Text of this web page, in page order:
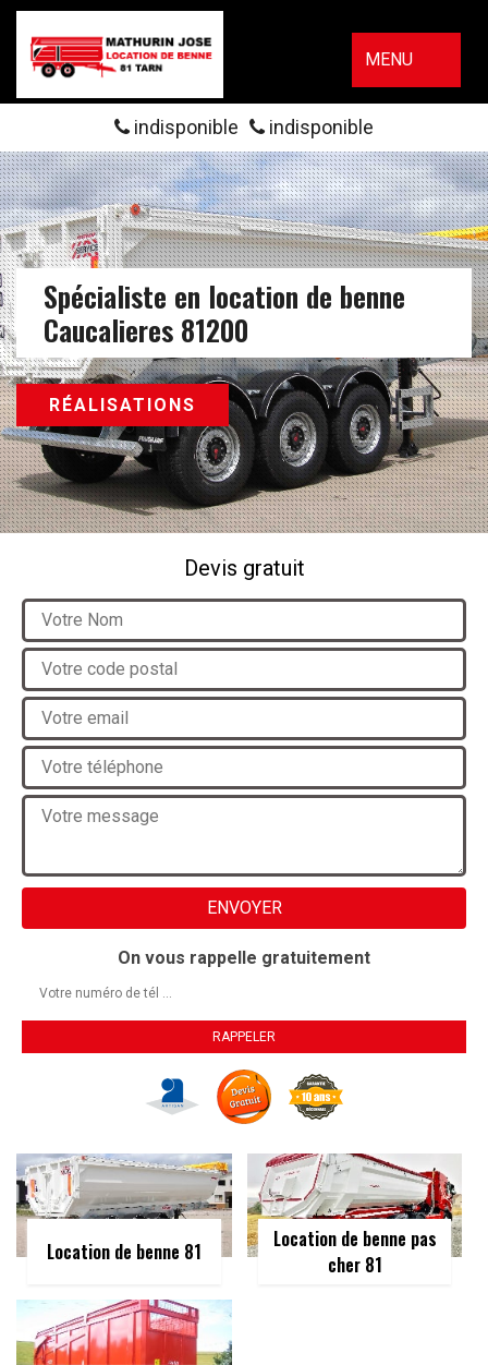
MENU
indisponible indisponible
Spécialiste en location de benne
Caucalieres 81200
RÉALISATIONS
Devis gratuit
On vous rappelle gratuitement
Location de benne 81
Location de benne pas
cher 81